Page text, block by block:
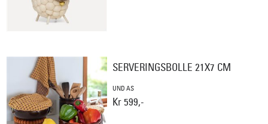
SERVERINGSBOLLE 21X7 CM
UND AS
Kr 599,-